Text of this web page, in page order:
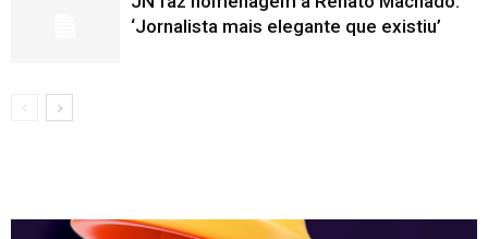
‘Jornalista mais elegante que existiu’